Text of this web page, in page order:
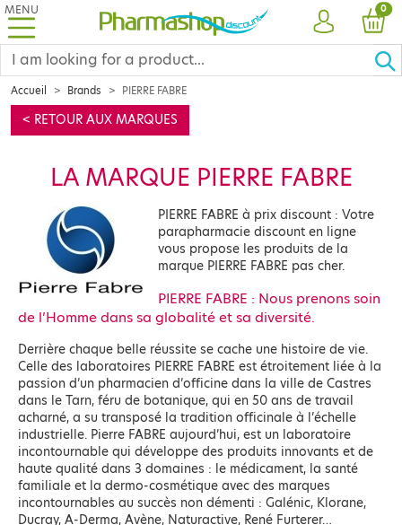
MENU
ACCOUNT
0
Accueil Brands PIERRE FABRE
< RETOUR AUX MARQUES
LA MARQUE PIERRE FABRE
PIERRE FABRE à prix discount : Votre
parapharmacie discount en ligne
vous propose les produits de la
marque PIERRE FABRE pas cher.
PIERRE FABRE : Nous prenons soin
de l’Homme dans sa globalité et sa diversité.
Derrière chaque belle réussite se cache une histoire de vie.
Celle des laboratoires PIERRE FABRE est étroitement liée à la
passion d’un pharmacien d’officine dans la ville de Castres
dans le Tarn, féru de botanique, qui en 50 ans de travail
acharné, a su transposé la tradition officinale à l’échelle
industrielle. Pierre FABRE aujourd’hui, est un laboratoire
incontournable qui développe des produits innovants et de
haute qualité dans 3 domaines : le médicament, la santé
familiale et la dermo-cosmétique avec des marques
incontournables au succès non démenti : Galénic, Klorane,
Ducray, A-Derma, Avène, Naturactive, René Furterer…